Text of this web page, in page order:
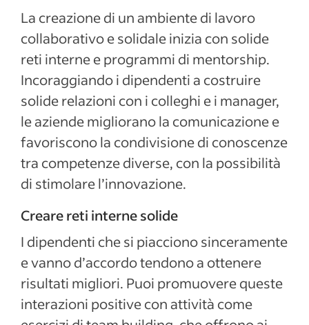
La creazione di un ambiente di lavoro
collaborativo e solidale inizia con solide
reti interne e programmi di mentorship.
Incoraggiando i dipendenti a costruire
solide relazioni con i colleghi e i manager,
le aziende migliorano la comunicazione e
favoriscono la condivisione di conoscenze
tra competenze diverse, con la possibilità
di stimolare l’innovazione.
Creare reti interne solide
I dipendenti che si piacciono sinceramente
e vanno d’accordo tendono a ottenere
risultati migliori. Puoi promuovere queste
interazioni positive con attività come